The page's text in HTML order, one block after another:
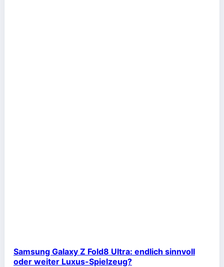
Samsung Galaxy Z Fold8 Ultra: endlich sinnvoll
oder weiter Luxus-Spielzeug?